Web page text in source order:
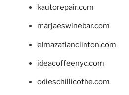
kautorepair.com
marjaeswinebar.com
elmazatlanclinton.com
ideacoffeenyc.com
odieschillicothe.com